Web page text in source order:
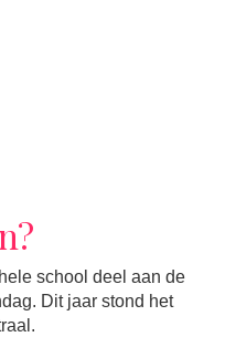
school deel aan de
Dit jaar stond het